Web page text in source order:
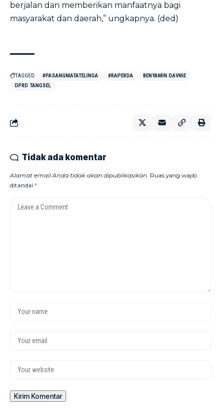
berjalan dan memberikan manfaatnya bagi
masyarakat dan daerah,” ungkapnya. (ded)
TAGGED: #PASANGMATATELINGA #RAPERDA
BENYAMIN DAVNIE
DPRD TANGSEL
Tidak ada komentar
Alamat email Anda tidak akan dipublikasikan. Ruas yang wajib
ditandai *